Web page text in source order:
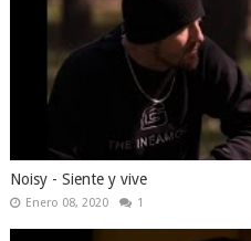
Noisy - Siente y vive
Enero 08, 2020 1